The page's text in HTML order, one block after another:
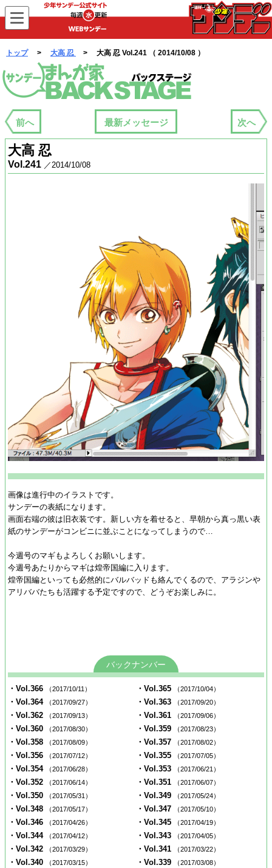
WEBサンデー
トップ> 大高 忍 > 大高 忍 Vol.241 （ 2014/10/08 ）
まんが家バックステージ
前へ 最新メッセージ 次へ
大高 忍
Vol.241 ／2014/10/08
画像は進行中のイラストです。
サンデーの表紙になります。
画面右端の彼は旧衣装です。新しい方を着せると、早朝から真っ黒い表
紙のサンデーがコンビニに並ぶことになってしまうので…
今週号のマギもよろしくお願いします。
今週号あたりからマギは煌帝国編に入ります。
煌帝国編といっても必然的にバルバッドも絡んでくるので、アラジンや
アリババたちも活躍する予定ですので、どうぞお楽しみに。
バックナンバー
・Vol.366 （2017/10/11） ・Vol.365 （2017/10/04）
・Vol.364 （2017/09/27） ・Vol.363 （2017/09/20）
・Vol.362 （2017/09/13） ・Vol.361 （2017/09/06）
・Vol.360 （2017/08/30） ・Vol.359 （2017/08/23）
・Vol.358 （2017/08/09） ・Vol.357 （2017/08/02）
・Vol.356 （2017/07/12） ・Vol.355 （2017/07/05）
・Vol.354 （2017/06/28） ・Vol.353 （2017/06/21）
・Vol.352 （2017/06/14） ・Vol.351 （2017/06/07）
・Vol.350 （2017/05/31） ・Vol.349 （2017/05/24）
・Vol.348 （2017/05/17） ・Vol.347 （2017/05/10）
・Vol.346 （2017/04/26） ・Vol.345 （2017/04/19）
・Vol.344 （2017/04/12） ・Vol.343 （2017/04/05）
・Vol.342 （2017/03/29） ・Vol.341 （2017/03/22）
・Vol.340 （2017/03/15） ・Vol.339 （2017/03/08）